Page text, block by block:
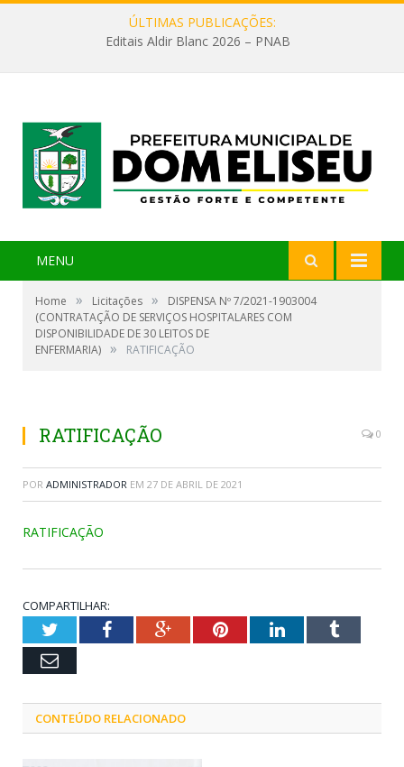
ÚLTIMAS PUBLICAÇÕES:
Editais Aldir Blanc 2026 – PNAB
MENU
Home » Licitações »
DISPENSA Nº 7/2021-1903004
(CONTRATAÇÃO DE SERVIÇOS HOSPITALARES COM
DISPONIBILIDADE DE 30 LEITOS DE
ENFERMARIA) » RATIFICAÇÃO
RATIFICAÇÃO 0
POR ADMINISTRADOR EM 27 DE ABRIL DE 2021
RATIFICAÇÃO
COMPARTILHAR:
TwitterFacebookGoogle+PinterestLinkedInTumblr
Email
CONTEÚDO RELACIONADO